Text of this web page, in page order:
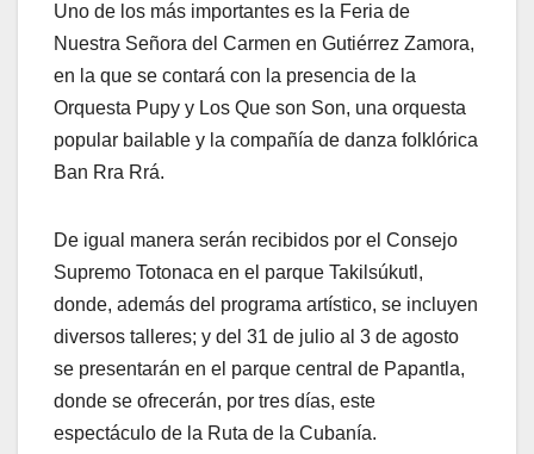
Uno de los más importantes es la Feria de
Nuestra Señora del Carmen en Gutiérrez Zamora,
en la que se contará con la presencia de la
Orquesta Pupy y Los Que son Son, una orquesta
popular bailable y la compañía de danza folklórica
Ban Rra Rrá.
De igual manera serán recibidos por el Consejo
Supremo Totonaca en el parque Takilsúkutl,
donde, además del programa artístico, se incluyen
diversos talleres; y del 31 de julio al 3 de agosto
se presentarán en el parque central de Papantla,
donde se ofrecerán, por tres días, este
espectáculo de la Ruta de la Cubanía.